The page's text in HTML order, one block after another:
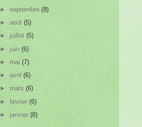
►septembre(8)
►août(5)
► juillet(5)
► juin(6)
► mai(7)
►avril(6)
► mars(6)
►février(6)
►janvier(8)